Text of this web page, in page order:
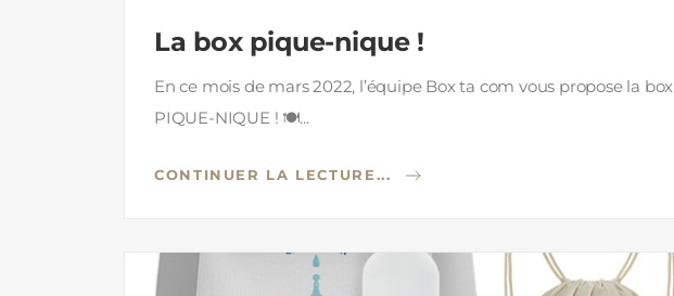
La box pique-nique !
En ce mois de mars 2022, l’équipe Box ta com vous propose la box
PIQUE-NIQUE ! 🍽...
CONTINUER LA LECTURE...